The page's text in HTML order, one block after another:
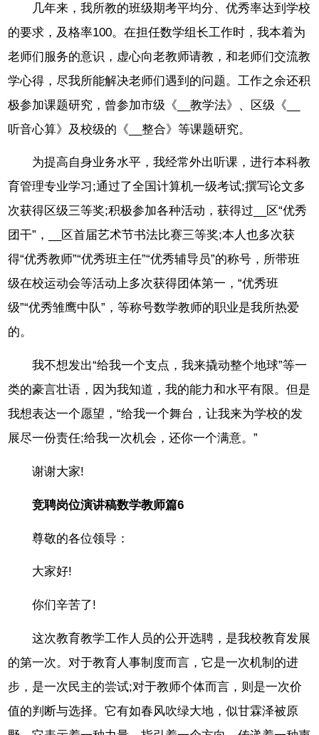
几年来，我所教的班级期考平均分、优秀率达到学校
的要求，及格率100。在担任数学组长工作时，我本着为
老师们服务的意识，虚心向老教师请教，和老师们交流教
学心得，尽我所能解决老师们遇到的问题。工作之余还积
极参加课题研究，曾参加市级《__教学法》、区级《__
听音心算》及校级的《__整合》等课题研究。
为提高自身业务水平，我经常外出听课，进行本科教
育管理专业学习;通过了全国计算机一级考试;撰写论文多
次获得区级三等奖;积极参加各种活动，获得过__区“优秀
团干”，__区首届艺术节书法比赛三等奖;本人也多次获
得“优秀教师”“优秀班主任”“优秀辅导员”的称号，所带班
级在校运动会等活动上多次获得团体第一，“优秀班
级”“优秀雏鹰中队”，等称号数学教师的职业是我所热爱
的。
我不想发出“给我一个支点，我来撬动整个地球”等一
类的豪言壮语，因为我知道，我的能力和水平有限。但是
我想表达一个愿望，“给我一个舞台，让我来为学校的发
展尽一份责任;给我一次机会，还你一个满意。”
谢谢大家!
竞聘岗位演讲稿数学教师篇6
尊敬的各位领导：
大家好!
你们辛苦了!
这次教育教学工作人员的公开选聘，是我校教育发展
的第一次。对于教育人事制度而言，它是一次机制的进
步，是一次民主的尝试;对于教师个体而言，则是一次价
值的判断与选择。它有如春风吹绿大地，似甘霖泽被原